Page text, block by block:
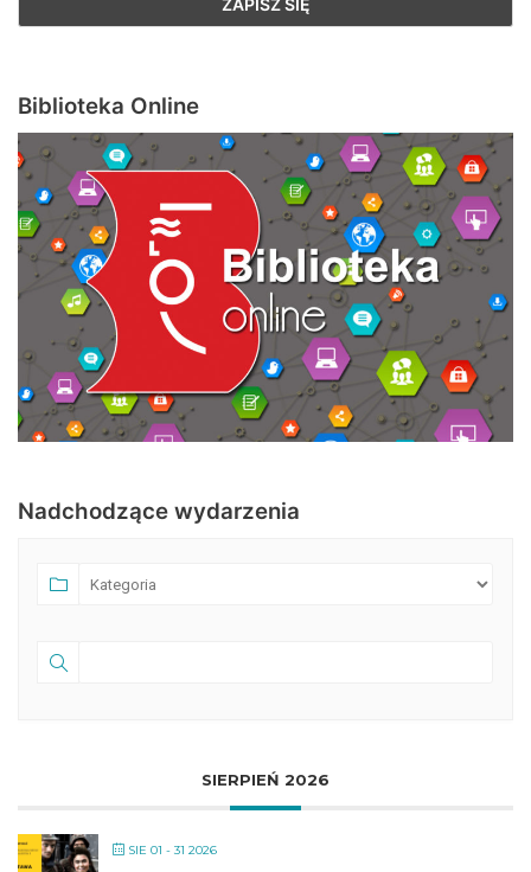
Biblioteka Online
Nadchodzące wydarzenia
SIERPIEŃ 2026
SIE 01 - 31 2026